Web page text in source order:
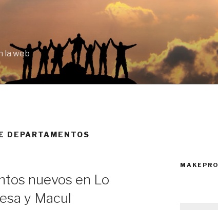
la web
DEPARTAMENTOS
nuevos en Lo
y Macul
MAKEPRO